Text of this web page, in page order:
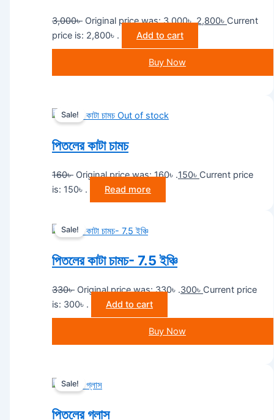
3,000৳ Original price was: 3,000৳ .2,800৳ Current
price is: 2,800৳ .
Add to cart
Buy Now
Out of stock
Sale!
পিতলের কাটা চামচ
160৳ Original price was: 160৳ .150৳ Current price
is: 150৳ .
Read more
Sale!
পিতলের কাটা চামচ- 7.5 ইঞ্চি
330৳ Original price was: 330৳ .300৳ Current price
is: 300৳ .
Add to cart
Buy Now
Sale!
পিতলের গ্লাস